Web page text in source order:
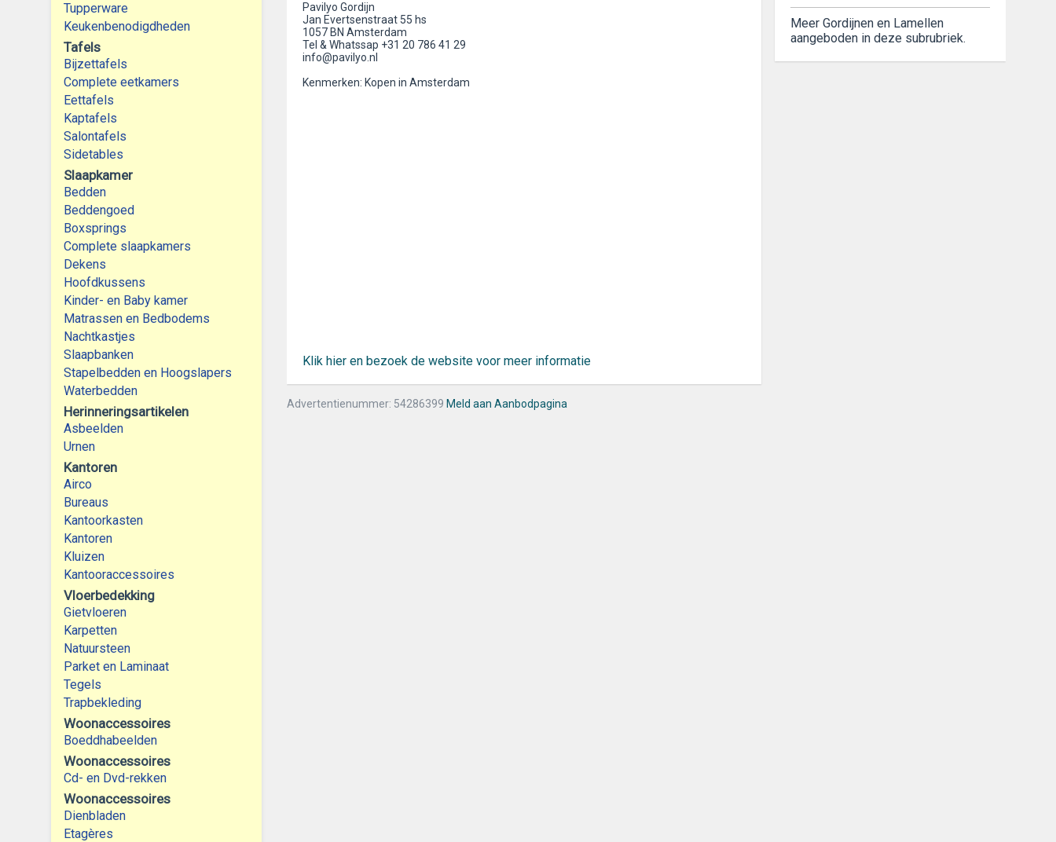
Tupperware
Keukenbenodigdheden
Tafels
Bijzettafels
Complete eetkamers
Eettafels
Kaptafels
Salontafels
Sidetables
Slaapkamer
Bedden
Beddengoed
Boxsprings
Complete slaapkamers
Dekens
Hoofdkussens
Kinder- en Baby kamer
Matrassen en Bedbodems
Nachtkastjes
Slaapbanken
Stapelbedden en Hoogslapers
Waterbedden
Herinneringsartikelen
Asbeelden
Urnen
Kantoren
Airco
Bureaus
Kantoorkasten
Kantoren
Kluizen
Kantooraccessoires
Vloerbedekking
Gietvloeren
Karpetten
Natuursteen
Parket en Laminaat
Tegels
Trapbekleding
Woonaccessoires
Boeddhabeelden
Woonaccessoires
Cd- en Dvd-rekken
Woonaccessoires
Dienbladen
Etagères
Pavilyo Gordijn
Jan Evertsenstraat 55 hs
1057 BN Amsterdam
Tel & Whatssap +31 20 786 41 29
info@pavilyo.nl
Kenmerken: Kopen in Amsterdam
Klik hier en bezoek de website voor meer informatie
Advertentienummer: 54286399 Meld aan Aanbodpagina
Meer Gordijnen en Lamellen
aangeboden in deze subrubriek.